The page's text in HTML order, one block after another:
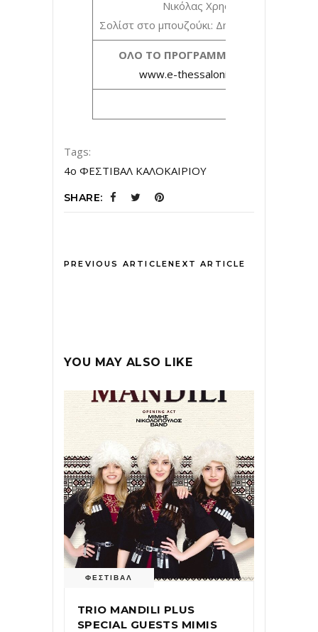
Νικόλας Χρηστίδης
Σολίστ στο μπουζούκι: Δημήτρης
ΟΛΟ ΤΟ ΠΡΟΓΡΑΜΜΑ ΑΝΑΛΥΤΙΚΑ:
www.e-thessalonikiculture.gr
Tags:
4ο ΦΕΣΤΙΒΑΛ ΚΑΛΟΚΑΙΡΙΟΥ
SHARE:
PREVIOUS ARTICLENEXT ARTICLE
YOU MAY ALSO LIKE
ΦΕΣΤΙΒΑΛ
TRIO MANDILI PLUS
SPECIAL GUESTS MIMIS